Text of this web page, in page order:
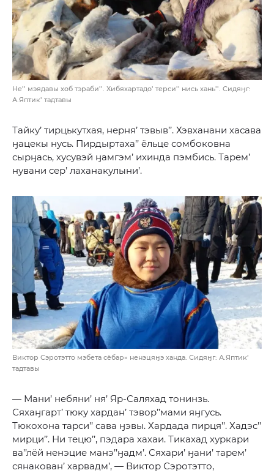
Не’’ мэядавы хоб тэраби’’. Хибяхартадо’ терси’’ нись хань’’. Сидяӈг:
А.Яптик’ тадтавы
Тайку’ тирцькутхая, нерня’ тэвыв’’. Хэвханани хасава
ӈацекы нусь. Пирдыртаха’’ ёльце сомбоковна
сырӈась, хусувэй ӈамгэм’ ихинда пэмбись. Тарем’
нувани сер’ лаханакулыни’.
Виктор Сэротэтто мэбета сёбар» ненэцяӈэ ханда. Сидяӈг: А.Яптик’
тадтавы
— Мани’ небяни’ ня’ Яр-Саляхад тонинзь.
Сяхаӈгарт’ тюку хардан’ тэвор’’мами яӈгусь.
Тюкохона тарси’’ сава ӈэвы. Хардада пирця’’. Хадэс’’
мирци’’. Ни тецю’’, пэдара хахаи. Тикахад хуркари
ва’’лёй ненэцие манэ’’ӈадм’. Сяхари’ ӈани’ тарем’
сянакован’ харвадм’, — Виктор Сэротэтто,